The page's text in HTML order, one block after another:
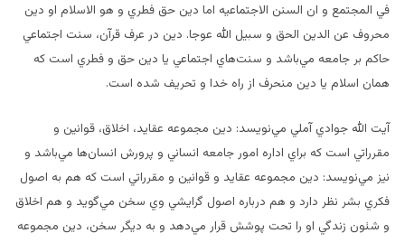
في المجتمع و ان السنن الاجتماعيه اما دين حق فطري و هو الاسلام او دين
محروف عن الدين الحق و سبيل الله عوجا. دين در عرف قرآن، سنت اجتماعي
حاكم بر جامعه مي‌باشد و سنت‌هاي اجتماعي يا دين حق و فطري است كه
همان اسلام يا دين منحرف از راه خدا و تحريف شده است.
آيت الله جوادي آملي مي‌نويسد: دين مجموعه عقايد، اخلاق، قوانين و
مقرراتي است كه براي اداره امور جامعه انساني و پرورش انسان‌ها مي‌باشد و
نيز مي‌نويسد: دين مجموعه عقايد و قوانين و مقرراتي است كه هم به اصول
فكري بشر نظر دارد و هم درباره اصول گرايشي وي سخن مي‌گويد و هم اخلاق
و شئون زندگي او را تحت پوشش قرار مي‌دهد و به ديگر سخن، دين مجموعه